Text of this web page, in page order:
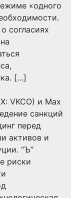
«одного
согласиях
[…]
VKCO) и Max
санкций
перед
активов и
“Ъ”
риски